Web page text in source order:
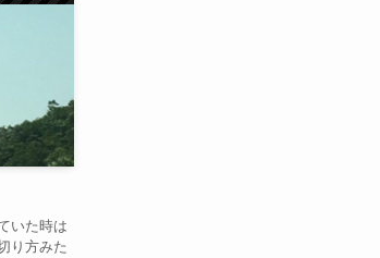
いた時は
り方みた